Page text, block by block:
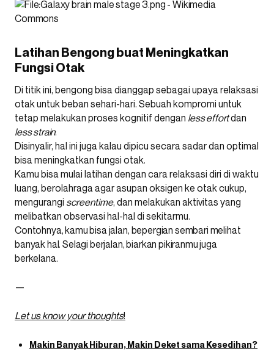
Latihan Bengong buat Meningkatkan
Fungsi Otak
Di titik ini, bengong bisa dianggap sebagai upaya relaksasi
otak untuk beban sehari-hari. Sebuah kompromi untuk
tetap melakukan proses kognitif dengan less effortdan
less strain.
Disinyalir, hal ini juga kalau dipicu secara sadar dan optimal
bisa meningkatkan fungsi otak.
Kamu bisa mulai latihan dengan cara relaksasi diri di waktu
luang, berolahraga agar asupan oksigen ke otak cukup,
mengurangi screentime, dan melakukan aktivitas yang
melibatkan observasi hal-hal di sekitarmu.
Contohnya, kamu bisa jalan, bepergian sembari melihat
banyak hal. Selagi berjalan, biarkan pikiranmu juga
berkelana.
—
Let us know your thoughts!
Makin Banyak Hiburan, Makin Deket sama Kesedihan?